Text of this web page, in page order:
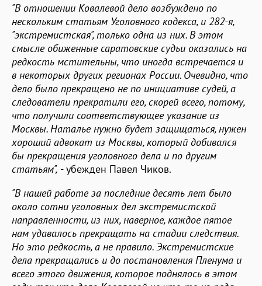
"В отношении Ковалевой дело возбуждено по
нескольким статьям Уголовного кодекса, и 282-я,
"экстремистская", только одна из них. В этом
смысле обиженные саратовские судьи оказались на
редкость мстительны, что иногда встречается и
в некоторых других регионах России. Очевидно, что
дело было прекращено не по инициативе судей, а
следователи прекратили его, скорей всего, потому,
что получили соответствующее указание из
Москвы. Наталье нужно будет защищаться, нужен
хороший адвокат из Москвы, который добивался
бы прекращения уголовного дела и по другим
статьям", - убежден Павел Чиков.
"В нашей работе за последние десять лет было
около сотни уголовных дел экстремистской
направленности, из них, наверное, каждое пятое
нам удавалось прекращать на стадии следствия.
Но это редкость, а не правило. Экстремистские
дела прекращались и до постановления Пленума и
всего этого движения, которое поднялось в этом